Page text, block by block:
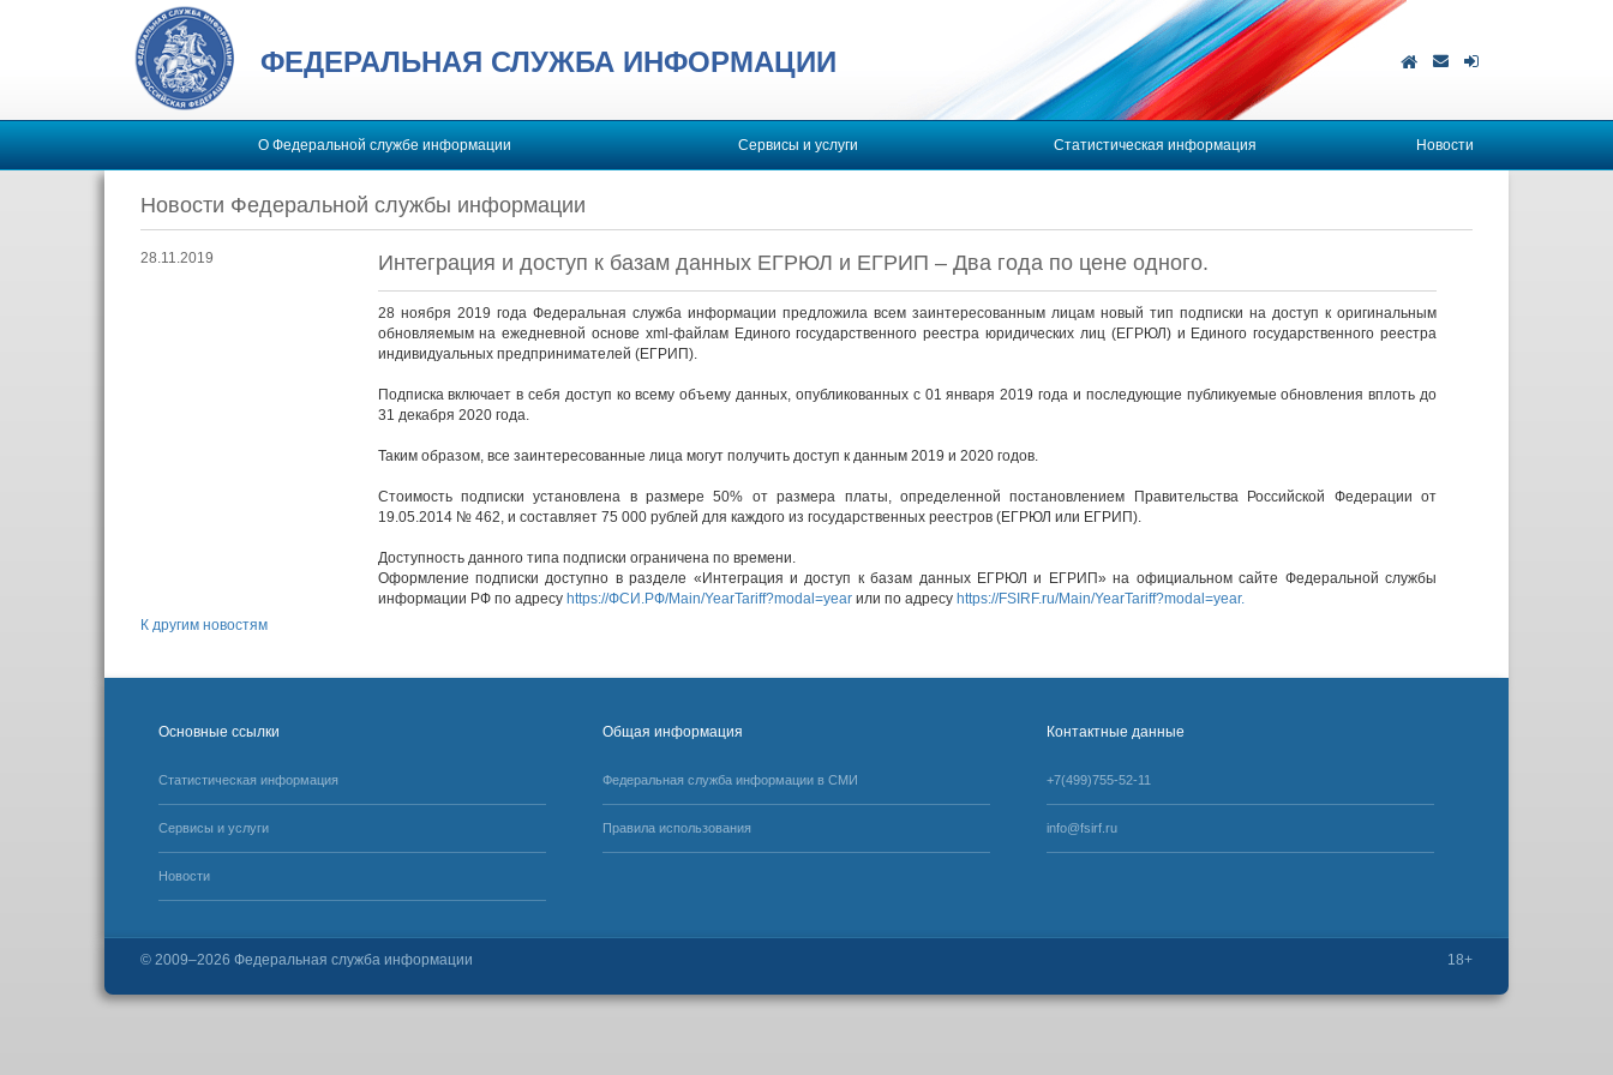
ФЕДЕРАЛЬНАЯ СЛУЖБА ИНФОРМАЦИИ
О Федеральной службе информации Сервисы и услуги Статистическая информация Новости
Новости Федеральной службы информации
28.11.2019 Интеграция и доступ к базам данных ЕГРЮЛ и ЕГРИП – Два года по цене одного.
28 ноября 2019 года Федеральная служба информации предложила всем заинтересованным лицам новый тип подписки на доступ к оригинальным
обновляемым на ежедневной основе xml-файлам Единого государственного реестра юридических лиц (ЕГРЮЛ) и Единого государственного реестра
индивидуальных предпринимателей (ЕГРИП).
Подписка включает в себя доступ ко всему объему данных, опубликованных с 01 января 2019 года и последующие публикуемые обновления вплоть до
31 декабря 2020 года.
Таким образом, все заинтересованные лица могут получить доступ к данным 2019 и 2020 годов.
Стоимость подписки установлена в размере 50% от размера платы, определенной постановлением Правительства Российской Федерации от
19.05.2014 № 462, и составляет 75 000 рублей для каждого из государственных реестров (ЕГРЮЛ или ЕГРИП).
Доступность данного типа подписки ограничена по времени.
Оформление подписки доступно в разделе «Интеграция и доступ к базам данных ЕГРЮЛ и ЕГРИП» на официальном сайте Федеральной службы
информации РФ по адресу https://ФСИ.РФ/Main/YearTariff?modal=yearили по адресу https://FSIRF.ru/Main/YearTariff?modal=year.
К другим новостям
Основные ссылки
Статистическая информация
Сервисы и услуги
Новости
Общая информация
Федеральная служба информации в СМИ
Правила использования
Контактные данные
+7(499)755-52-11
info@fsirf.ru
© 2009–2026 Федеральная служба информации 18+